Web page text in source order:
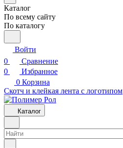
Каталог
По всему сайту
По каталогу
Войти
0
Сравнение
0
Избранное
0 Корзина
Скотч и клейкая лента с логотипом
Каталог